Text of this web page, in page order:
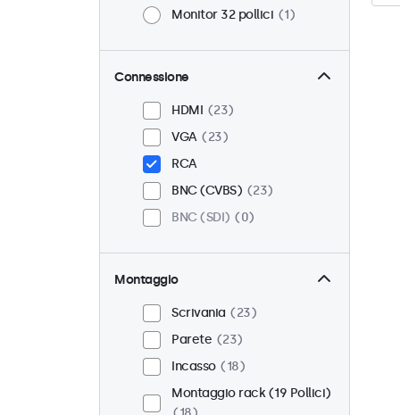
Monitor 32 pollici
1
Connessione
HDMI
23
VGA
23
RCA
BNC (CVBS)
23
BNC (SDI)
0
Montaggio
Scrivania
23
Parete
23
Incasso
18
Montaggio rack (19 Pollici)